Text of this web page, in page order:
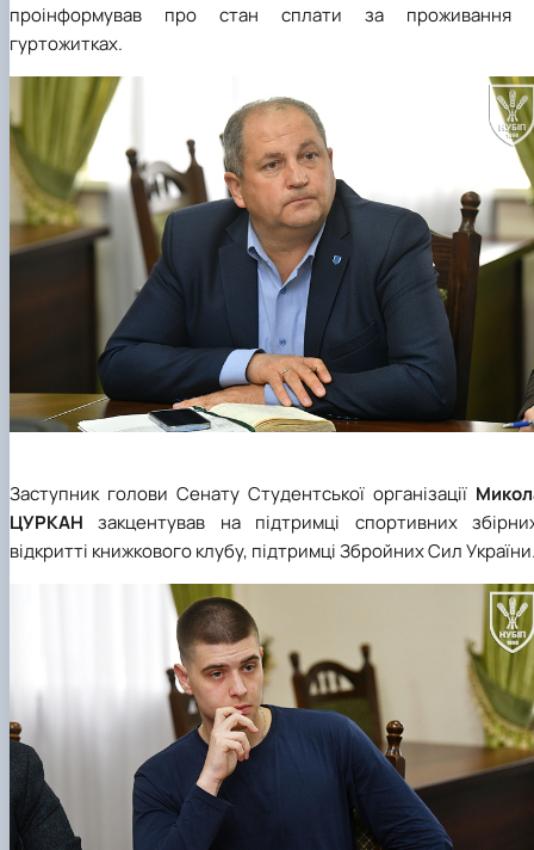
проінформував про стан сплати за проживання
гуртожитках.
Заступник голови Сенату Студентської організації
ЦУРКАН закцентував на підтримці спортивних
відкритті книжкового клубу, підтримці Збройних Сил